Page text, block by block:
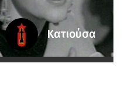
Κατιούσα